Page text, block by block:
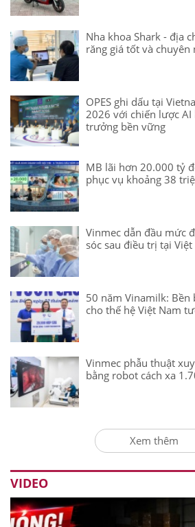
Nha khoa Shark - địa
răng giá tốt và chuyên
OPES ghi dấu tại
2026 với chiến lược
trưởng bền vững
MB lãi hơn 20.000 tỷ
phục vụ khoảng 38
Vinmec dẫn đầu mức
sóc sau điều trị tại Việt
50 năm Vinamilk: Bền
cho thế hệ Việt Nam
Vinmec phẫu thuật
bằng robot cách xa
Xem thêm
VIDEO